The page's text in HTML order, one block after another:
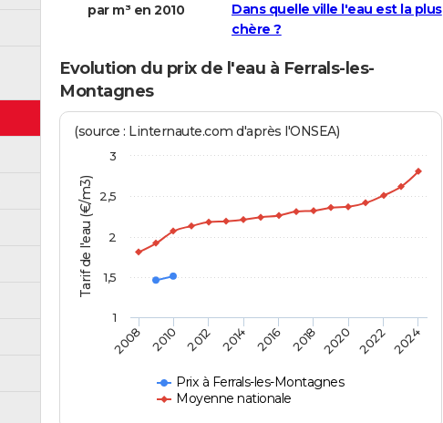
par m³ en 2010
Dans quelle ville l'eau est la plus
chère ?
Evolution du prix de l'eau à Ferrals-les-
Montagnes
Tarif de l'eau (€/m3)
(source : Linternaute.com d'après l'ONSEA)
Prix à Ferrals-les-Montagnes
Moyenne nationale
2008 2010 2012 2014 2016 2018 2020 2022 2024
1
1,5
2
2,5
3